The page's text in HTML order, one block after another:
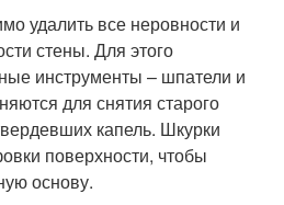
удалить все неровности и
стены. Для этого
инструменты – шпатели и
для снятия старого
капель. Шкурки
поверхности, чтобы
основу.